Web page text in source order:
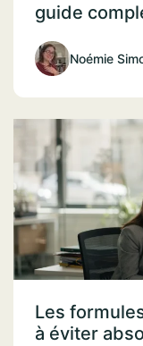
guide
Noémie
Les
à éviter